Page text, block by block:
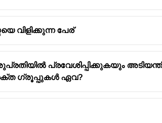
വിളിക്കുന്ന പേര്
പ്രവേശിപ്പിക്കുകയും
ഗ്രൂപ്പുകൾ ഏവ?